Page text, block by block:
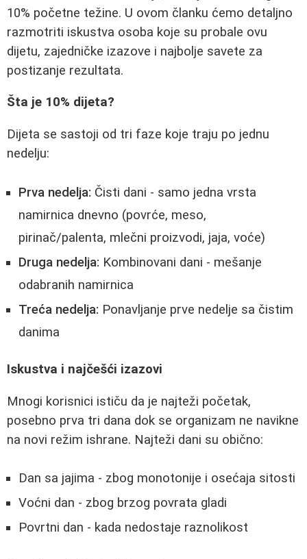
10% početne težine. U ovom članku ćemo detaljno
razmotriti iskustva osoba koje su probale ovu
dijetu, zajedničke izazove i najbolje savete za
postizanje rezultata.
Šta je 10% dijeta?
Dijeta se sastoji od tri faze koje traju po jednu
nedelju:
Prva nedelja: Čisti dani - samo jedna vrsta
namirnica dnevno (povrće, meso,
pirinač/palenta, mlečni proizvodi, jaja, voće)
Druga nedelja: Kombinovani dani - mešanje
odabranih namirnica
Treća nedelja: Ponavljanje prve nedelje sa čistim
danima
Iskustva i najčešći izazovi
Mnogi korisnici ističu da je najteži početak,
posebno prva tri dana dok se organizam ne navikne
na novi režim ishrane. Najteži dani su obično:
Dan sa jajima - zbog monotonije i osećaja sitosti
Voćni dan - zbog brzog povrata gladi
Povrtni dan - kada nedostaje raznolikost